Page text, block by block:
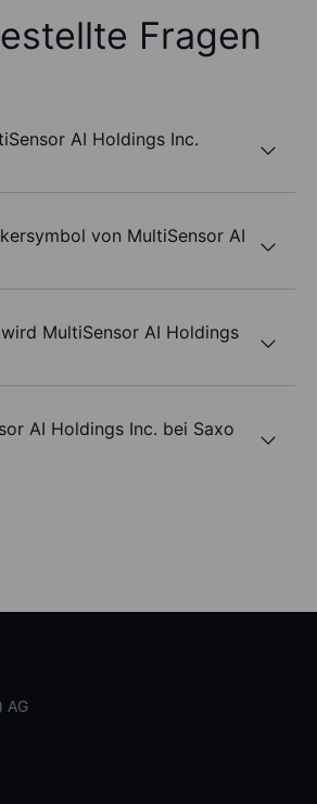
Fragen
AI Holdings Inc.
von MultiSensor AI
MultiSensor AI Holdings
AI Holdings Inc. bei Saxo
AG